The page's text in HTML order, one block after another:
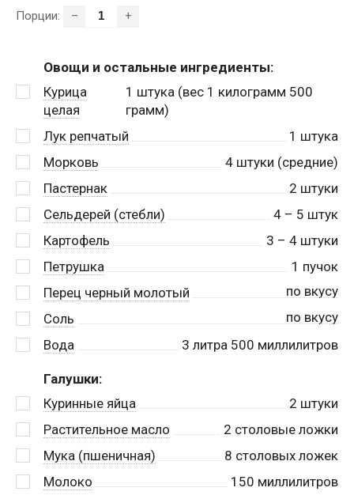
Порции: – +
Овощи и остальные ингредиенты:
Курица
целая
1 штука (вес 1 килограмм 500
грамм)
Лук репчатый
1 штука
Морковь
4 штуки (средние)
Пастернак
2 штуки
Сельдерей (стебли)
4 – 5 штук
Картофель
3 – 4 штуки
Петрушка
1 пучок
Перец черный молотый
по вкусу
Соль
по вкусу
Вода
3 литра 500 миллилитров
Галушки:
Куринные яйца
2 штуки
Растительное масло
2 столовые ложки
Мука (пшеничная)
8 столовых ложек
Молоко
150 миллилитров